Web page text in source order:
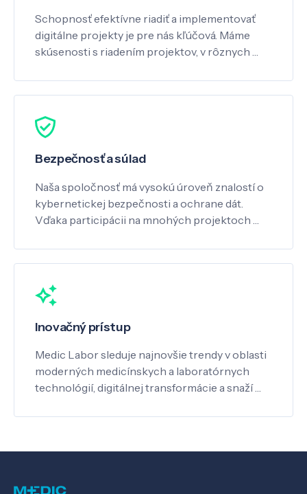
Schopnosť efektívne riadiť a implementovať
digitálne projekty je pre nás kľúčová. Máme
skúsenosti s riadením projektov, v rôznych …
Bezpečnosť a súlad
Naša spoločnosť má vysokú úroveň znalostí o
kybernetickej bezpečnosti a ochrane dát.
Vďaka participácii na mnohých projektoch …
Inovačný prístup
Medic Labor sleduje najnovšie trendy v oblasti
moderných medicínskych a laboratórnych
technológií, digitálnej transformácie a snaží …